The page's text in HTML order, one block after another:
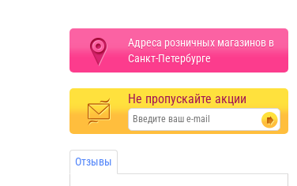
Адреса розничных магазинов в
Санкт-Петербурге
Не пропускайте акции
Отзывы